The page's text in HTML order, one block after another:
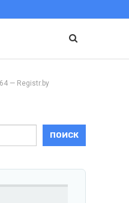
— Registr.by
ПОИСК